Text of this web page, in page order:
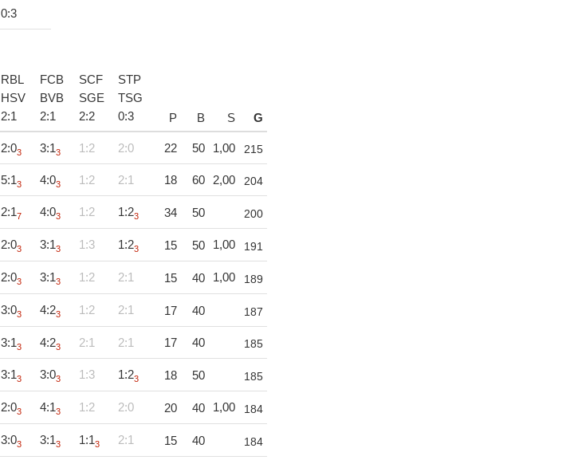
0:3
RBL
HSV
2:1
FCB
BVB
2:1
SCF
SGE
2:2
STP
TSG
0:3 P B S G
2:03 3:13 1:2 2:0 22 50 1,00 215
5:13 4:03 1:2 2:1 18 60 2,00 204
2:17 4:03 1:2 1:23 34 50 200
2:03 3:13 1:3 1:23 15 50 1,00 191
2:03 3:13 1:2 2:1 15 40 1,00 189
3:03 4:23 1:2 2:1 17 40 187
3:13 4:23 2:1 2:1 17 40 185
3:13 3:03 1:3 1:23 18 50 185
2:03 4:13 1:2 2:0 20 40 1,00 184
3:03 3:13 1:13 2:1 15 40 184